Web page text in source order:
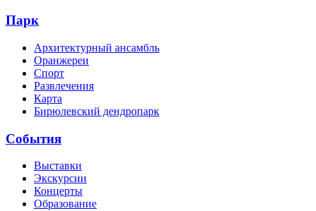
Парк
Архитектурный ансамбль
Оранжереи
Спорт
Развлечения
Карта
Бирюлевский дендропарк
События
Выставки
Экскурсии
Концерты
Образование